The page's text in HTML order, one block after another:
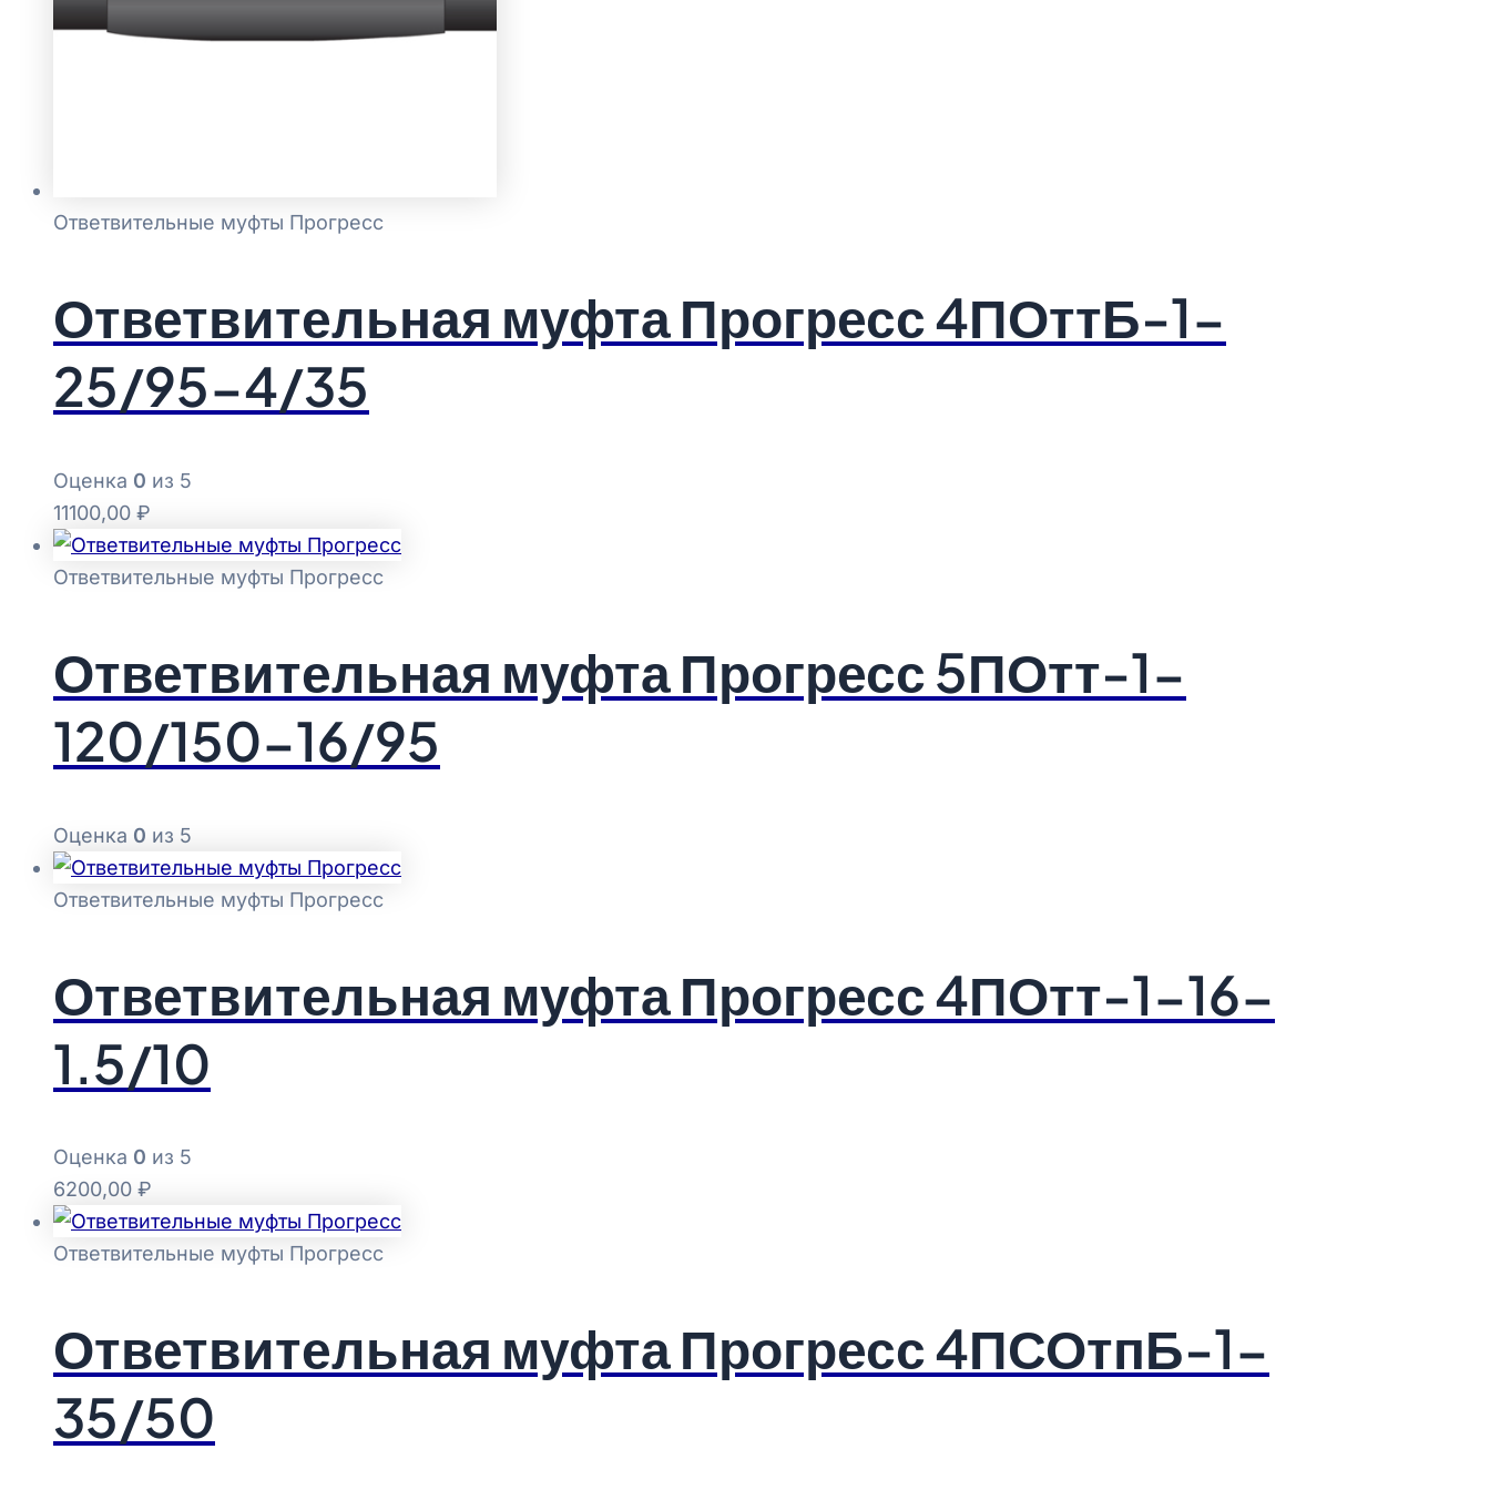
Ответвительные муфты Прогресс
Ответвительная муфта Прогресс 4ПОттБ-1-
25/95-4/35
Оценка 0 из 5
11100,00 ₽
Ответвительные муфты Прогресс
Ответвительная муфта Прогресс 5ПОтт-1-
120/150-16/95
Оценка 0 из 5
Ответвительные муфты Прогресс
Ответвительная муфта Прогресс 4ПОтт-1-16-
1.5/10
Оценка 0 из 5
6200,00 ₽
Ответвительные муфты Прогресс
Ответвительная муфта Прогресс 4ПСОтпБ-1-
35/50